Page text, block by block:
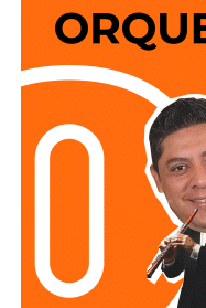
y que los puntos de
adecuados para
Durante las
preventivas y
de nuevos desarrollos
metropolitana.